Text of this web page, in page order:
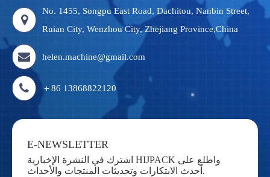
No. 1455, Songpu East Road, Dachitou, Nanbin Street,
Ruian City, Wenzhou City, Zhejiang Province,China
helen.machine@gmail.com
＋86 13868822120
E-NEWSLETTER
اشترك في النشرة الإخبارية HIJPACK واطلع على
أحدث الابتكارات وتحديثات المنتجات والأحداث.